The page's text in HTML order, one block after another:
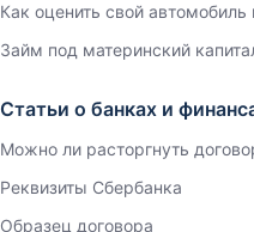
Как оценить свой автомобиль
Займ под материнский
Статьи о банках и
Можно ли расторгнуть
Реквизиты Сбербанка
Образец договора